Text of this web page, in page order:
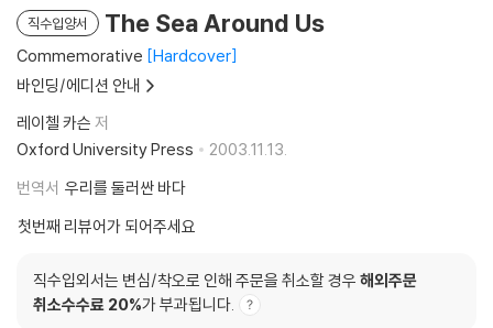
직수입양서 The Sea Around Us
Commemorative Hardcover
바인딩/에디션 안내
레이첼 카슨 저
Oxford University Press
2003.11.13.
번역서 우리를 둘러싼 바다
첫번째 리뷰어가 되어주세요
직수입외서는 변심/착오로 인해 주문을 취소할 경우 해외주문
취소수수료 20%가 부과됩니다.